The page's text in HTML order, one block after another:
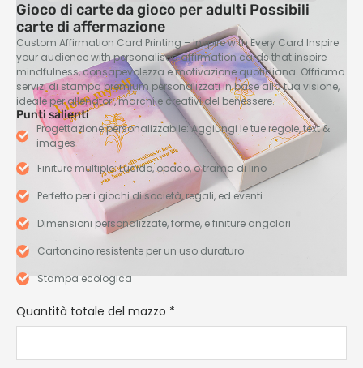
Gioco di carte da gioco per adulti Possibili
carte di affermazione
Custom Affirmation Card Printing – Inspire with Every Card Inspire
your audience with personalised affirmation cards that inspire
mindfulness, consapevolezza e motivazione quotidiana. Offriamo
servizi di stampa premium personalizzati in base alla tua visione,
ideale per allenatori, marchi e creativi del benessere.
Punti salienti
Progettazione personalizzabile: Aggiungi le tue regole,text &
images
Finiture multiple: Lucido, opaco, o trama di lino
Perfetto per i giochi di società, regali, ed eventi
Dimensioni personalizzate, forme, e finiture angolari
Cartoncino resistente per un uso duraturo
Stampa ecologica
Quantità totale del mazzo *